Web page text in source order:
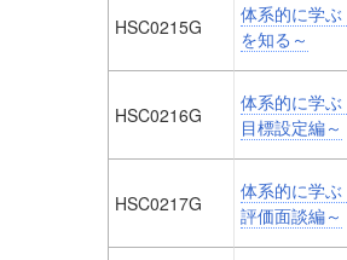
HSC0215G
体系的に学
を知る～
HSC0216G
体系的に学
目標設定編～
HSC0217G
体系的に学
評価面談編～